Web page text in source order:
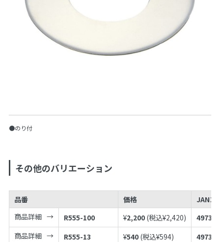
●のり付
その他のバリエーション
品番 価格
JANコ
商品詳細
R555-100 ¥2,200 (税込¥2,420)
商品詳細
R555-13 ¥540 (税込¥594)